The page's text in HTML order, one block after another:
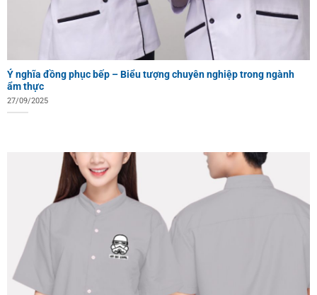
Ý nghĩa đồng phục bếp – Biểu tượng chuyên nghiệp trong ngành
ẩm thực
27/09/2025